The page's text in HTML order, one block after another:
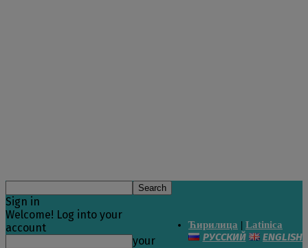
Ћирилица | Latinica
РУССКИЙ ENGLISH
Sign in
Welcome! Log into your
account
your